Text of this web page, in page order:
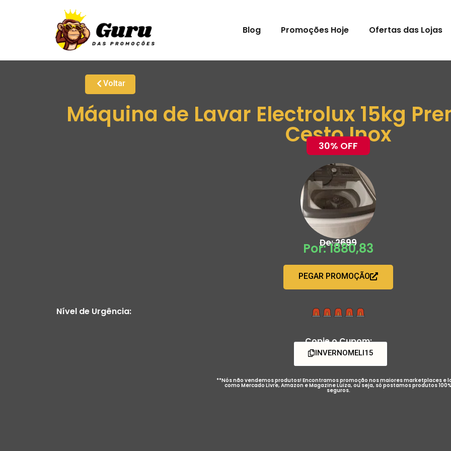
Blog Promoções Hoje Ofertas das Lojas
Voltar
Máquina de Lavar Electrolux 15kg
Cesto Inox
30% OFF
De: 2699
Por: 1880,83
PEGAR PROMOÇÃO
Nível de Urgência:
Copie o Cupom:
INVERNOMELI15
**Nós não vendemos produtos! Encontramos promoção nos maiores marketplaces e
como Mercado Livre, Amazon e Magazine Luiza, ou seja, só postamos produtos 100%
seguros.